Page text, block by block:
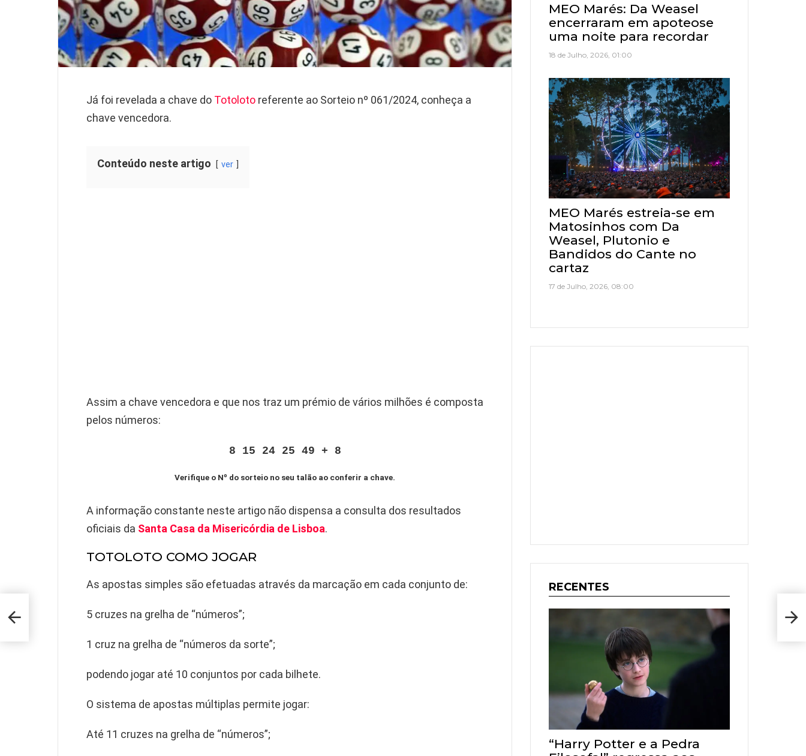
Já foi revelada a chave do Totoloto referente ao Sorteio nº 061/2024, conheça a
chave vencedora.
Conteúdo neste artigo ver
Assim a chave vencedora e que nos traz um prémio de vários milhões é composta
pelos números:
8 15 24 25 49 + 8
Verifique o Nº do sorteio no seu talão ao conferir a chave.
A informação constante neste artigo não dispensa a consulta dos resultados
oficiais da Santa Casa da Misericórdia de Lisboa.
TOTOLOTO COMO JOGAR
As apostas simples são efetuadas através da marcação em cada conjunto de:
5 cruzes na grelha de “números”;
1 cruz na grelha de “números da sorte”;
podendo jogar até 10 conjuntos por cada bilhete.
O sistema de apostas múltiplas permite jogar:
Até 11 cruzes na grelha de “números”;
MEO Marés: Da Weasel
encerraram em apoteose
uma noite para recordar
18 de Julho, 2026, 01:00
MEO Marés estreia-se em
Matosinhos com Da
Weasel, Plutonio e
Bandidos do Cante no
cartaz
17 de Julho, 2026, 08:00
RECENTES
“Harry Potter e a Pedra